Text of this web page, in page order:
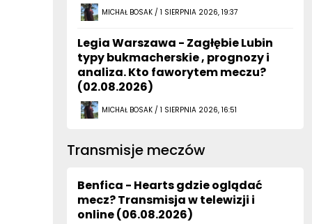
MICHAŁ BOSAK / 1 SIERPNIA 2026, 19:37
Legia Warszawa - Zagłębie Lubin
typy bukmacherskie , prognozy i
analiza. Kto faworytem meczu?
(02.08.2026)
MICHAŁ BOSAK / 1 SIERPNIA 2026, 16:51
Transmisje meczów
Benfica - Hearts gdzie oglądać
mecz? Transmisja w telewizji i
online (06.08.2026)